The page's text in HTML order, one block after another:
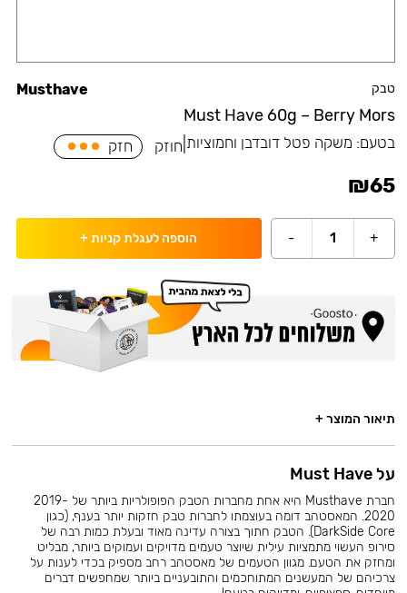
טבק
Must Have 60g – Berry Mors
Musthave
בטעם: משקה פטל דובדבן וחמוציות חוזק חזק
₪65
+
1
- הוספה לעגלת קניות +
תיאור המוצר +
על Must Have
חברת Musthave היא אחת מחברות הטבק הפופולריות ביותר של 2019-
2020. המאסטהב דומה בעוצמתו לחברות טבק חזקות יותר בענף, (כגון
DarkSide Core). הטבק חתוך בצורה עדינה מאוד ובעלת כמות רבה של
סירופ העשוי מתמציות עילית שיוצר טעמים מדויקים ועמוקים ביותר, מבליט
ומחזק את הטעם. מגוון הטעמים של מאסטהב רחב מספיק בכדי לענות על
צרכיהם של המעשנים המתוחכמים והתובעניים ביותר שמחפשים דברים